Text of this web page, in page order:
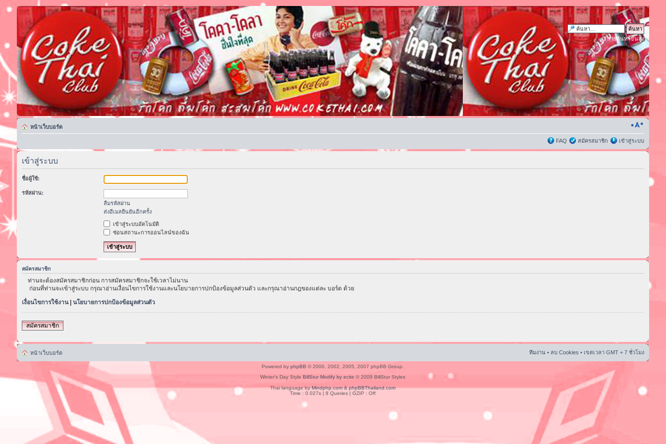
การค้นหาขั้นสูง
หน้าเว็บบอร์ด
FAQ สมัครสมาชิก เข้าสู่ระบบ
เข้าสู่ระบบ
ชื่อผู้ใช้:
รหัสผ่าน:
ลืมรหัสผ่าน
ส่งอีเมลยืนยันอีกครั้ง
เข้าสู่ระบบอัตโนมัติ
ซ่อนสถานะการออนไลน์ของฉัน
สมัครสมาชิก
ท่านจะต้องสมัครสมาชิกก่อน การสมัครสมาชิกจะใช้เวลาไม่นาน
ก่อนที่ท่านจะเข้าสู่ระบบ กรุณาอ่านเงื่อนไขการใช้งานและนโยบายการปกป้องข้อมูลส่วนตัว และกรุณาอ่านกฎของแต่ละ บอร์ด ด้วย
เงื่อนไขการใช้งาน| นโยบายการปกป้องข้อมูลส่วนตัว
สมัครสมาชิก
หน้าเว็บบอร์ด ทีมงาน • ลบ Cookies • เขตเวลา GMT + 7 ชั่วโมง
Powered byphpBB © 2000, 2002, 2005, 2007 phpBB Group.
Winter's Day StyleBillStur Modify by ecite © 2009 BillStur Styles
Thai language byMindphp.com&phpBBThailand.com
Time : 0.027s | 8 Queries | GZIP : Off